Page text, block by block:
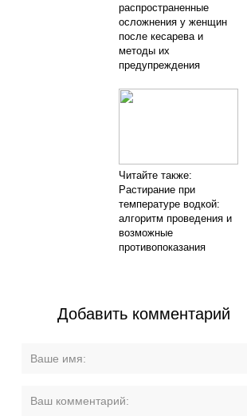
распространенные
осложнения у женщин
после кесарева и
методы их
предупреждения
Читайте также:
Растирание при
температуре водкой:
алгоритм проведения и
возможные
противопоказания
Добавить комментарий